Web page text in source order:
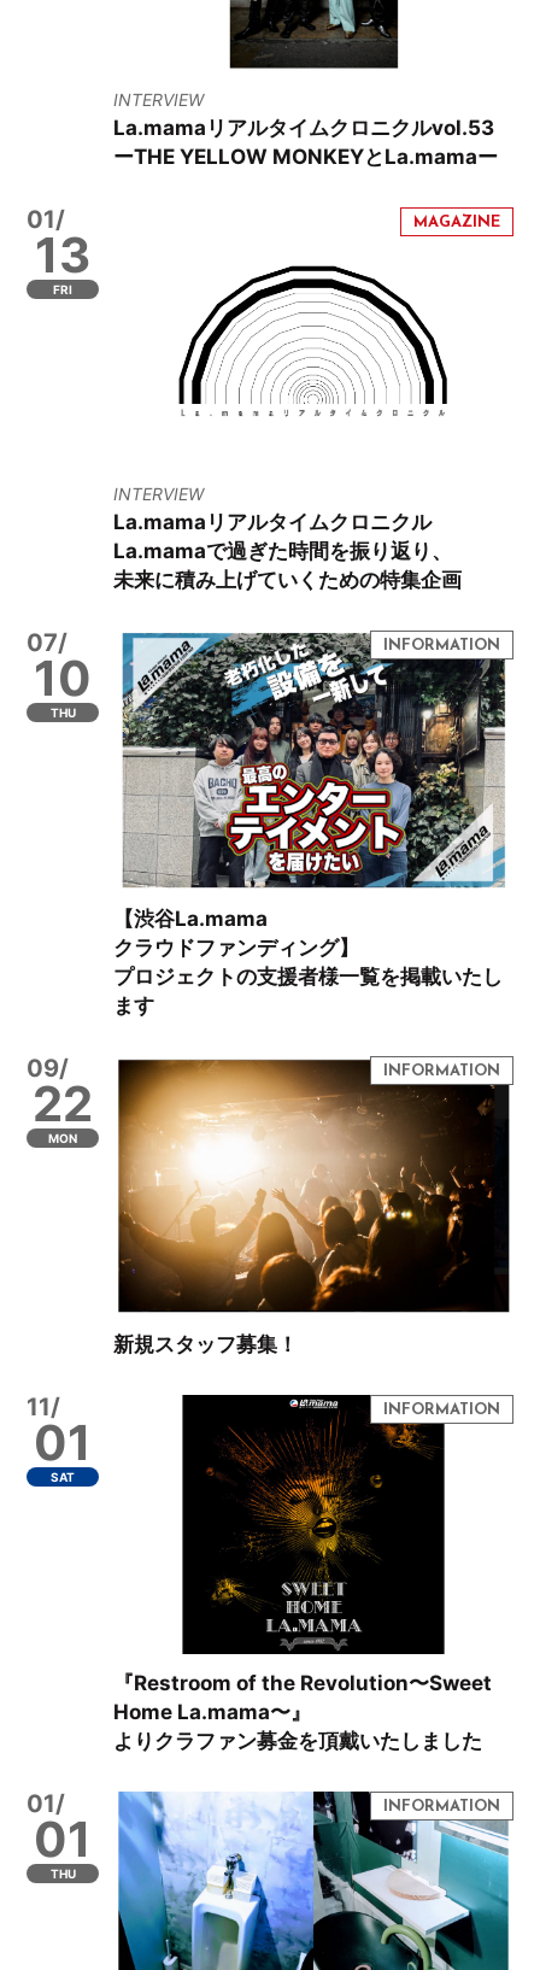
INTERVIEW
La.mamaリアルタイムクロニクルvol.53
ーTHE YELLOW MONKEYとLa.mamaー
01/
13
FRI
INTERVIEW
La.mamaリアルタイムクロニクル
La.mamaで過ぎた時間を振り返り、
未来に積み上げていくための特集企画
07/
10
THU
【渋谷La.mama
クラウドファンディング】
プロジェクトの支援者様一覧を掲載いたし
ます
09/
22
MON
新規スタッフ募集！
11/
01
SAT
『Restroom of the Revolution〜Sweet
Home La.mama〜』
よりクラファン募金を頂戴いたしました
01/
01
THU